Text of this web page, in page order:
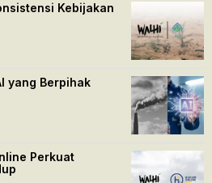
Kebijakan
yang Berpihak
Perkuat